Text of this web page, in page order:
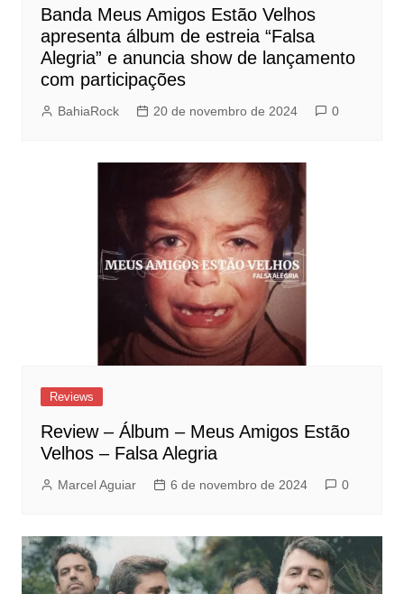
Banda Meus Amigos Estão Velhos
apresenta álbum de estreia “Falsa
Alegria” e anuncia show de lançamento
com participações
BahiaRock 20 de novembro de 2024 0
Reviews
Review – Álbum – Meus Amigos Estão
Velhos – Falsa Alegria
Marcel Aguiar 6 de novembro de 2024 0